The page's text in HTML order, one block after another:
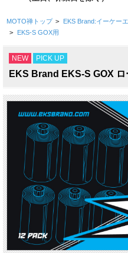
MOTO禅トップ > EKS Brand:イーケー
> EKS-S GOX用
NEW PICK UP
EKS Brand EKS-S GOX ロ